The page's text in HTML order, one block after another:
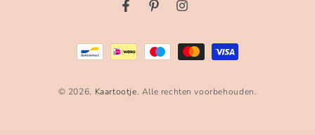
FacebookPinterestInstagram
© 2026, Kaartootje. Alle rechten voorbehouden.
Betaalmethoden